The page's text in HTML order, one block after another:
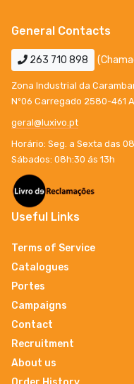
General Contacts
263 710 898
Zona Industrial da
Nº06 Carregado 2580-461
geral@luxivo.pt
Horário: Seg. a Sexta das
Sábados: 08h:30 ás 13h
Useful Links
Terms of Service
Catalogues
Portes
Campaigns
Contact
Recruitment
About us